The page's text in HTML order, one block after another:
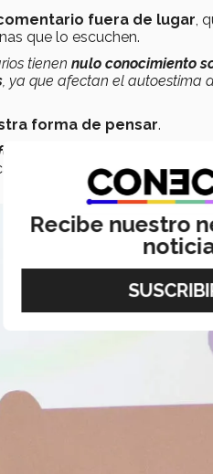
fuera de lugar ,
que lo escuchen.
tienen nulo conocimiento
, ya que afectan el autoestima
forma de pensar.
éticamente incorrecta
,
Recibe nuestro